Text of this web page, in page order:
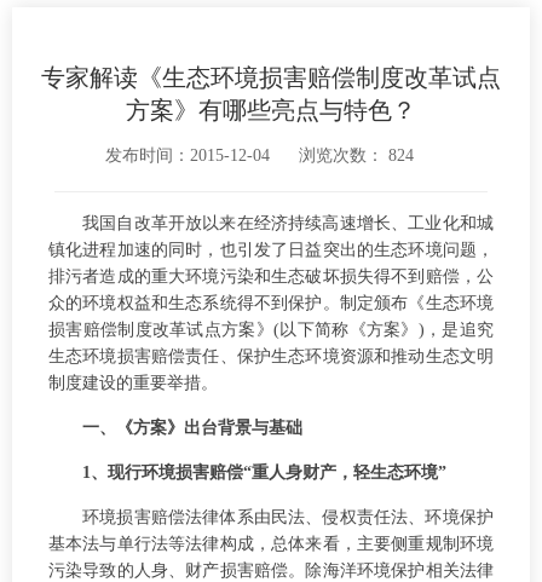
专家解读《生态环境损害赔偿制度改革试点
方案》有哪些亮点与特色？
发布时间：2015-12-04 浏览次数： 824
我国自改革开放以来在经济持续高速增长、工业化和城
镇化进程加速的同时，也引发了日益突出的生态环境问题，
排污者造成的重大环境污染和生态破坏损失得不到赔偿，公
众的环境权益和生态系统得不到保护。制定颁布《生态环境
损害赔偿制度改革试点方案》(以下简称《方案》)，是追究
生态环境损害赔偿责任、保护生态环境资源和推动生态文明
制度建设的重要举措。
一、《方案》出台背景与基础
1、现行环境损害赔偿“重人身财产，轻生态环境”
环境损害赔偿法律体系由民法、侵权责任法、环境保护
基本法与单行法等法律构成，总体来看，主要侧重规制环境
污染导致的人身、财产损害赔偿。除海洋环境保护相关法律